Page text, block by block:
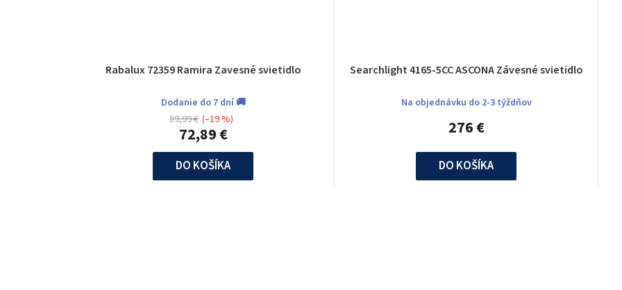
Rabalux 72359 Ramira Zavesné svietidlo
Dodanie do 7 dní 🚚
72,89 €
89,99 € (–19 %)
DO KOŠÍKA
Searchlight 4165-5CC ASCONA Závesné svietidlo
Na objednávku do 2-3 týždňov
276 €
DO KOŠÍKA